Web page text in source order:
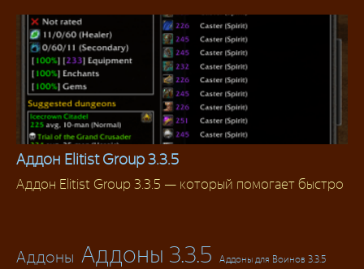
Аддоны 3.3.5
Аддон Elitist Group 3.3.5
Аддон Elitist Group 3.3.5 — который помогает быстро
Аддоны Аддоны 3.3.5 Аддоны для Воинов 3.3.5